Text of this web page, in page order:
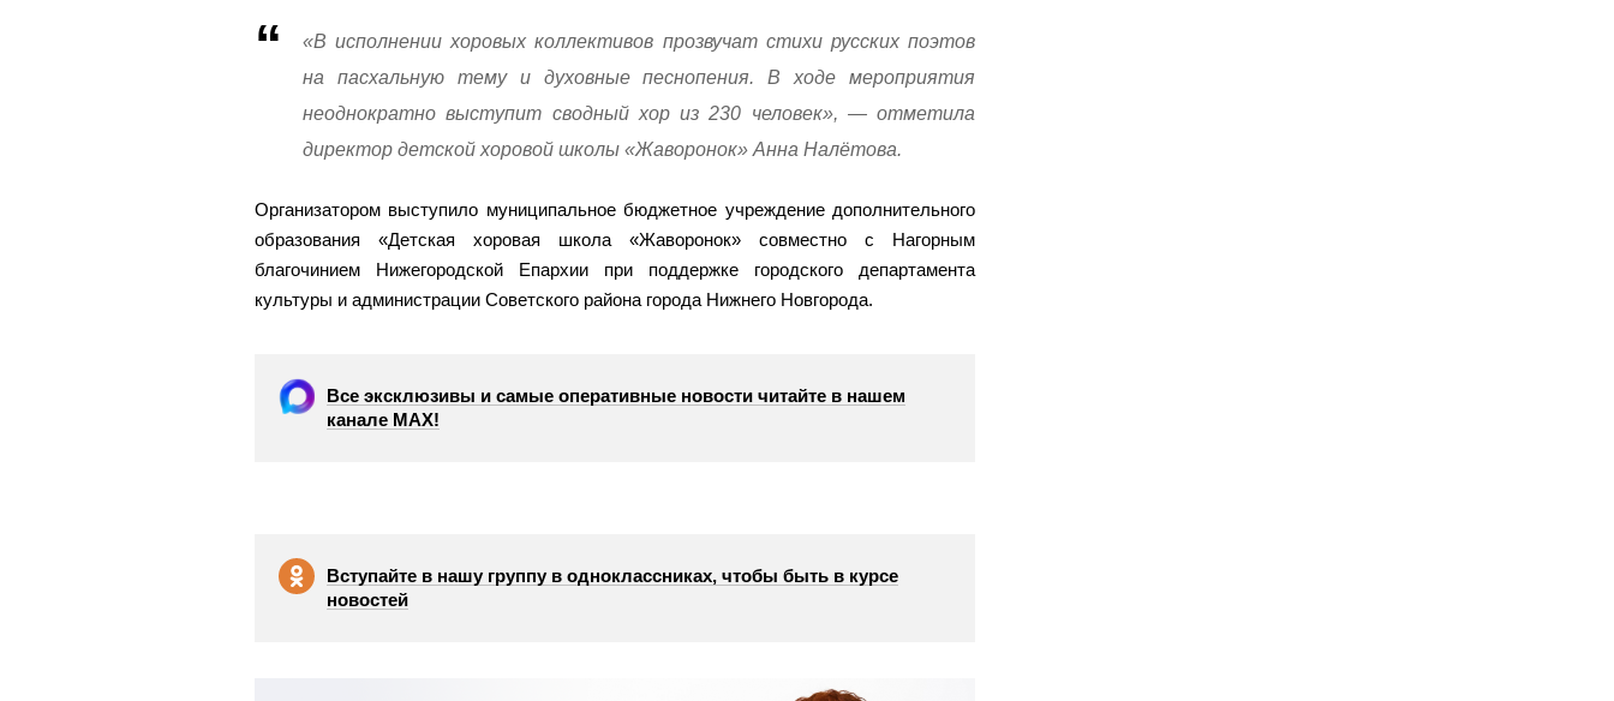
«В исполнении хоровых коллективов прозвучат стихи русских поэтов
на пасхальную тему и духовные песнопения. В ходе мероприятия
неоднократно выступит сводный хор из 230 человек», — отметила
директор детской хоровой школы «Жаворонок» Анна Налётова.
Организатором выступило муниципальное бюджетное учреждение дополнительного
образования «Детская хоровая школа «Жаворонок» совместно с Нагорным
благочинием Нижегородской Епархии при поддержке городского департамента
культуры и администрации Советского района города Нижнего Новгорода.
Все эксклюзивы и самые оперативные новости читайте в нашем
канале МАХ!
Вступайте в нашу группу в одноклассниках, чтобы быть в курсе
новостей